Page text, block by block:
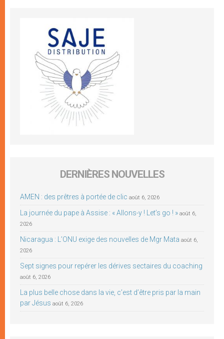
DERNIÈRES NOUVELLES
AMEN : des prêtres à portée de clic août 6, 2026
La journée du pape à Assise : « Allons-y ! Let’s go ! » août 6,
2026
Nicaragua : L’ONU exige des nouvelles de Mgr Mata août 6,
2026
Sept signes pour repérer les dérives sectaires du coaching
août 6, 2026
La plus belle chose dans la vie, c’est d’être pris par la main
par Jésus août 6, 2026